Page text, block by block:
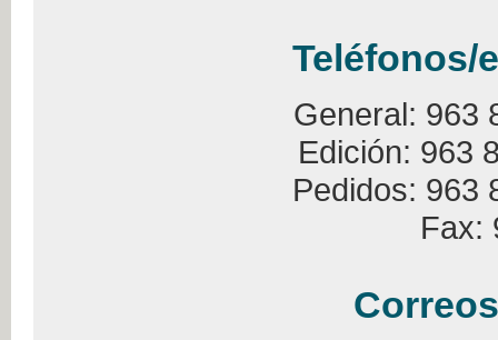
Teléfonos/
General: 963
Edición: 963
Pedidos: 963
Fax: